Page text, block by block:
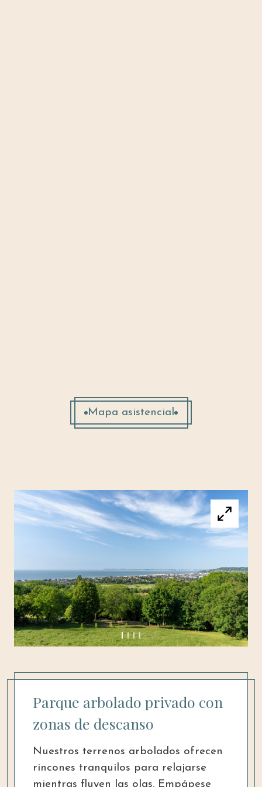
Mapa asistencial
Parque arbolado privado con
zonas de descanso
Nuestros terrenos arbolados ofrecen
rincones tranquilos para relajarse
mientras fluyen las olas. Empápese